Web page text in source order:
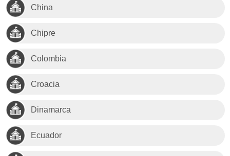
China
Chipre
Colombia
Croacia
Dinamarca
Ecuador